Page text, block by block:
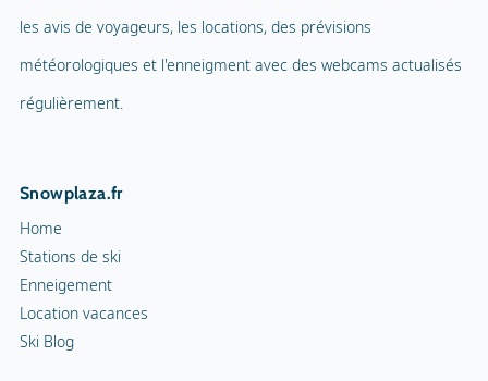
les avis de voyageurs, les locations, des prévisions
météorologiques et l'enneigment avec des webcams actualisés
régulièrement.
Snowplaza.fr
Home
Stations de ski
Enneigement
Location vacances
Ski Blog